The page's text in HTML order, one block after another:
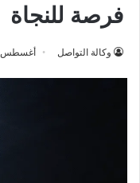
فرصة للنجاة
وكالة التواصل أغسطس 16, 2025